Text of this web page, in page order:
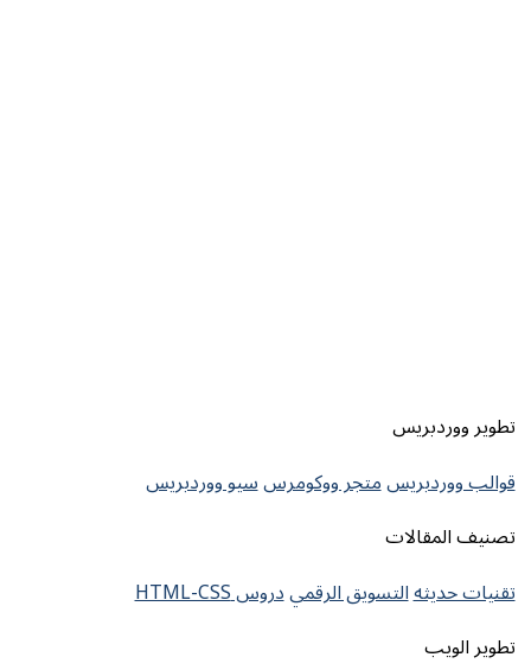
تطوير ووردبريس
قوالب ووردبريسمتجر ووكومرسسيو ووردبريس
تصنيف المقالات
تقنيات حديثهالتسويق الرقميدروس HTML-CSS
تطوير الويب